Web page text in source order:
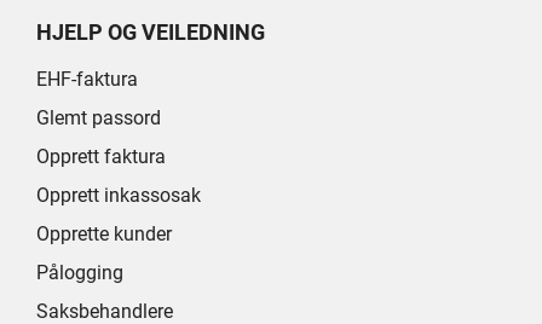
HJELP OG VEILEDNING
EHF-faktura
Glemt passord
Opprett faktura
Opprett inkassosak
Opprette kunder
Pålogging
Saksbehandlere